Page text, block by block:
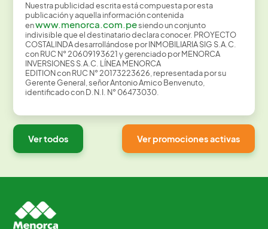
Nuestra publicidad escrita está compuesta por esta
publicación y aquella información contenida
enwww.menorca.com.pesiendo un conjunto
indivisible que el destinatario declara conocer. PROYECTO
COSTALINDA desarrollándose por INMOBILIARIA SIG S.A.C.
con RUC N° 20609193621 y gerenciado por MENORCA
INVERSIONES S.A.C. LÍNEA MENORCA
EDITION con RUC N° 20173223626, representada por su
Gerente General, señor Antonio Amico Benvenuto,
identificado con D.N.I. N° 06473030.
Ver todos Ver promociones activas